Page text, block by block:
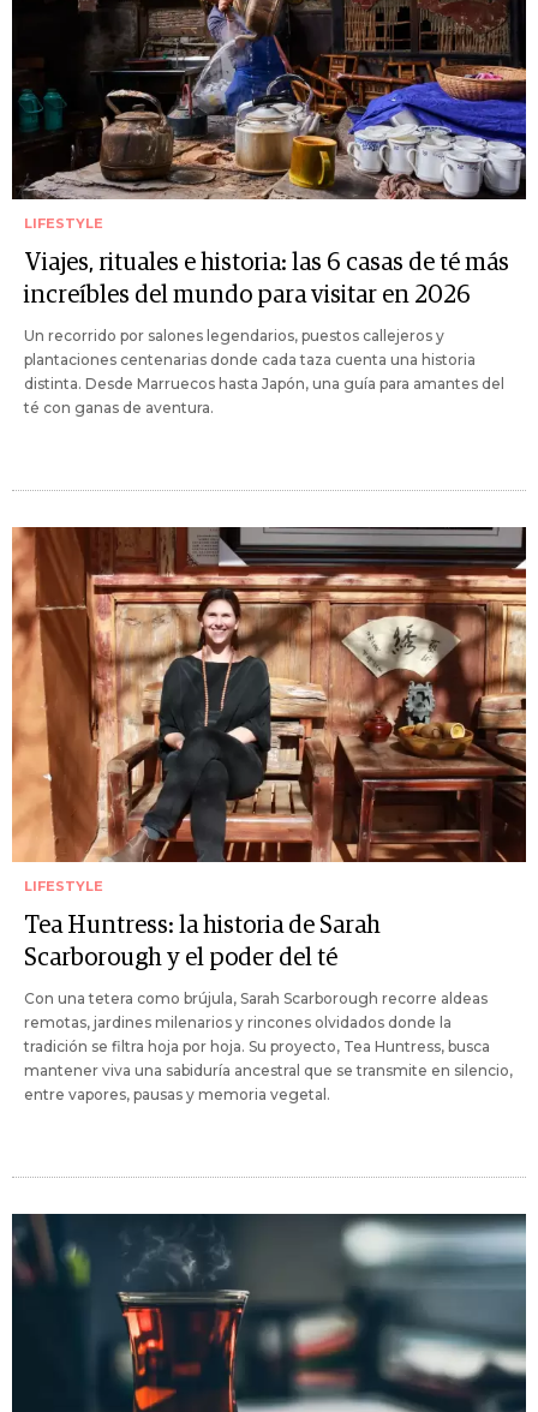
LIFESTYLE
Viajes, rituales e historia: las 6 casas de té más
increíbles del mundo para visitar en 2026
Un recorrido por salones legendarios, puestos callejeros y
plantaciones centenarias donde cada taza cuenta una historia
distinta. Desde Marruecos hasta Japón, una guía para amantes del
té con ganas de aventura.
LIFESTYLE
Tea Huntress: la historia de Sarah
Scarborough y el poder del té
Con una tetera como brújula, Sarah Scarborough recorre aldeas
remotas, jardines milenarios y rincones olvidados donde la
tradición se filtra hoja por hoja. Su proyecto, Tea Huntress, busca
mantener viva una sabiduría ancestral que se transmite en silencio,
entre vapores, pausas y memoria vegetal.